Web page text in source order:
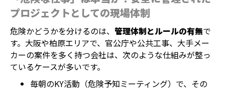
プロジェクトとしての現場体制
危険かどうかを分けるのは、 管理体制とルールの有無で
す。大阪や柏原エリアで、官公庁や公共工事、大手メー
カーの案件を多く持つ会社は、次のような仕組みが整っ
ているケースが多いです。
毎朝のKY活動（危険予知ミーティング）で、その